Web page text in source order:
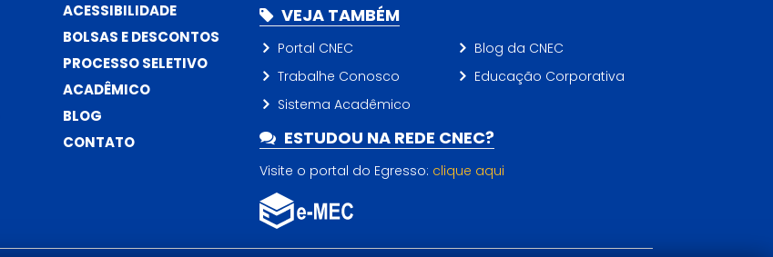
ACESSIBILIDADE
BOLSAS E DESCONTOS
PROCESSO SELETIVO
ACADÊMICO
BLOG
CONTATO
VEJA TAMBÉM
Portal CNEC
Blog da CNEC
Trabalhe Conosco
Educação Corporativa
Sistema Acadêmico
ESTUDOU NA REDE CNEC?
Visite o portal do Egresso: clique aqui